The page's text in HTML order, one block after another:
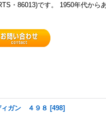
・86013)です。 1950年代から
ィガン ４９８ [498]